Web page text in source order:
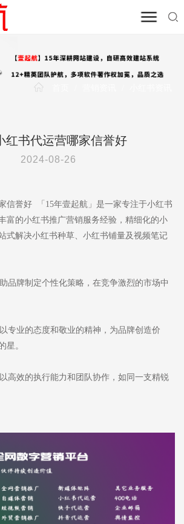
红书代运营哪家信誉好
2024-08-26
信誉好 「15年壹起航」是一家专注于小红书
富的小红书推广营销服务经验，精细化的小
式解决小红书种草、小红书铺量及视频笔记
品牌制定个性化策略，在竞争激烈的市场中
专业的态度和敬业的精神，为品牌创造价
星。
高效的执行能力和团队协作，如同一支精锐